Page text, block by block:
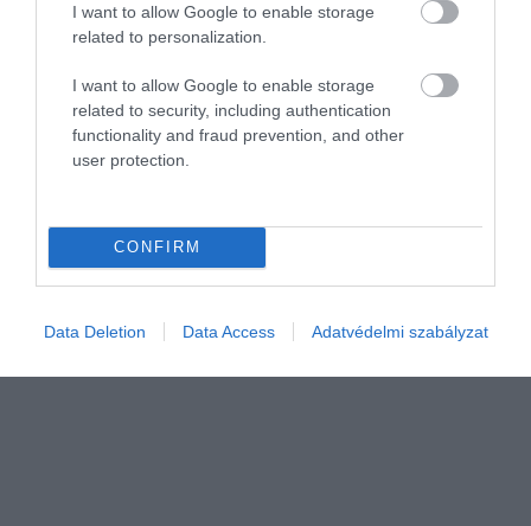
I want to allow Google to enable storage
related to personalization.
I want to allow Google to enable storage
related to security, including authentication
functionality and fraud prevention, and other
user protection.
CONFIRM
Data Deletion Data Access Adatvédelmi szabályzat
Ennyit csökken az e-autók hatótávja hidegben
alig tudta eredeti hatótávjának a felét megtenni hidegben.